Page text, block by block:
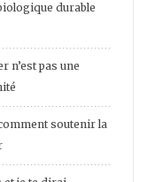
durable
n’est pas une
soutenir la